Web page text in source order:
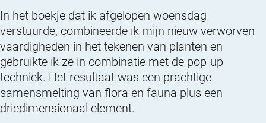
In het boekje dat ik afgelopen woensdag
verstuurde, combineerde ik mijn nieuw verworven
vaardigheden in het tekenen van planten en
gebruikte ik ze in combinatie met de pop-up
techniek. Het resultaat was een prachtige
samensmelting van flora en fauna plus een
driedimensionaal element.